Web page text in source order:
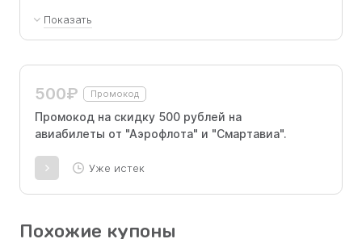
Показать
онлайн-регистрации билета без посадочного
500₽ Промокод
Промокод на скидку 500 рублей на
авиабилеты от "Аэрофлота" и "Смартавиа".
Уже истек
Похожие купоны